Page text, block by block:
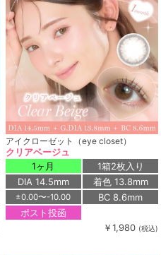
アイクローゼット（eye closet）
クリアベージュ
1ヶ月
1箱2枚入り
DIA 14.5mm
着色 13.8mm
±0.00〜-10.00
BC 8.6mm
ポスト投函
￥1,980 (税込)